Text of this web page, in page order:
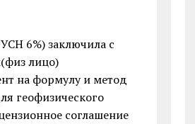
6%) заключила с
лицо)
на формулу и метод
геофизического
соглашение